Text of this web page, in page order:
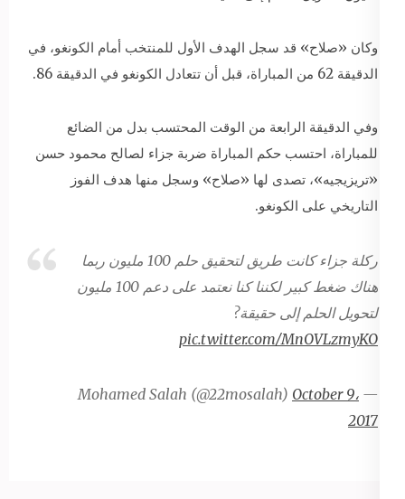
وكان «صلاح» قد سجل الهدف الأول للمنتخب أمام الكونغو، في
الدقيقة 62 من المباراة، قبل أن تتعادل الكونغو في الدقيقة 86.
وفي الدقيقة الرابعة من الوقت المحتسب بدل من الضائع
للمباراة، احتسب حكم المباراة ضربة جزاء لصالح محمود حسن
«تريزيجيه»، تصدى لها «صلاح» وسجل منها هدف الفوز
التاريخي على الكونغو.
ركلة جزاء كانت طريق لتحقيق حلم 100 مليون ربما
هناك ضغط كبير لكننا كنا نعتمد على دعم 100 مليون
لتحويل الحلم إلى حقيقة?
pic.twitter.com/MnOVLzmyKO
— Mohamed Salah (@22mosalah) October 9،
2017